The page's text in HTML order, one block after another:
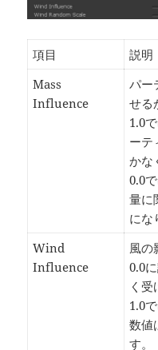
項目
説明
Mass
Influence
パー
せる
1.0
ーテ
かな
0.0
量に
にな
Wind
Influence
風の
0.0
く受
1.0
数値
す。